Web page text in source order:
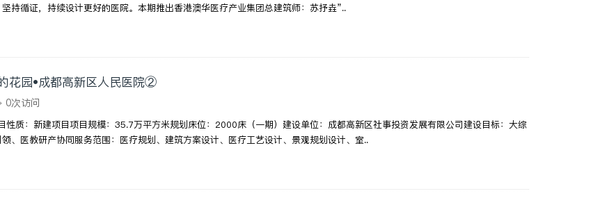
持循证，持续设计更好的医院。本期推出香港澳华医疗产业集团总建筑师：苏抒垚”..
花园•成都高新区人民医院②
0次访问
性质：新建项目项目规模：35.7万平方米规划床位：2000床（一期）建设单位：成都高新区社事投资发展有限公司建设目标：大综
、医教研产协同服务范围：医疗规划、建筑方案设计、医疗工艺设计、景观规划设计、室..